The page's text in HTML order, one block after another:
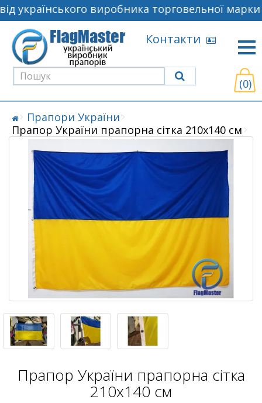
українського виробника торговельної
Контакти
(0)
Прапори України
Прапор України прапорна сітка 210х140 см
Прапор України прапорна сітка
210х140 см